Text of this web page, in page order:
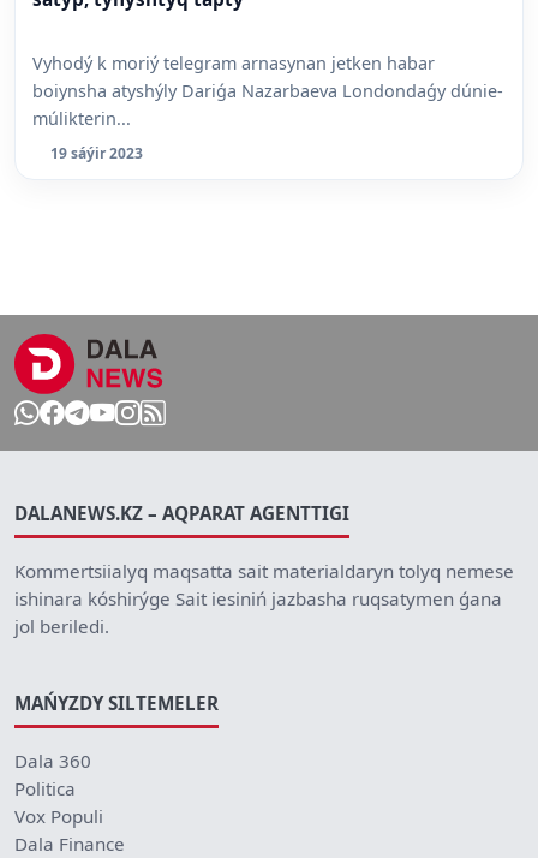
Vyhodý k moriý telegram arnasynan jetken habar
boiynsha atyshýly Dariǵa Nazarbaeva Londondaǵy dúnie-
múlikterin...
19 sáýir 2023
DALANEWS.KZ – AQPARAT AGENTTIGI
Kommertsiialyq maqsatta sait materialdaryn tolyq nemese
ishinara kóshirýge Sait iesiniń jazbasha ruqsatymen ǵana
jol beriledi.
MAŃYZDY SILTEMELER
Dala 360
Politica
Vox Populi
Dala Finance